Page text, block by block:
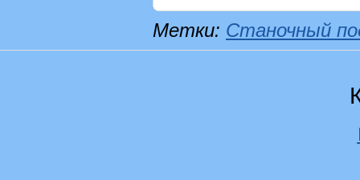
Метки: Станочный